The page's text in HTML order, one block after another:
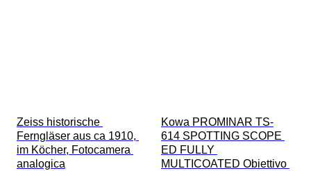
Zeiss historische
Ferngläser aus ca 1910,
im Köcher, Fotocamera
analogica
Kowa PROMINAR TS-
614 SPOTTING SCOPE
ED FULLY
MULTICOATED Obiettivo